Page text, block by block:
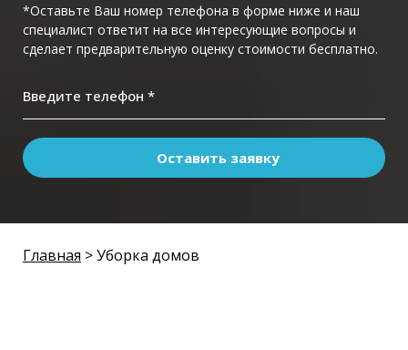
*Оставьте Ваш номер телефона в форме ниже и наш
специалист ответит на все интересующие вопросы и
сделает предварительную оценку стоимости бесплатно.
Введите телефон *
Оставить заявку
Главная > Уборка домов